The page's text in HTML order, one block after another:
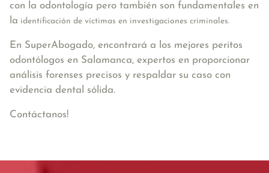
con la odontología pero también son fundamentales en
la identificación de víctimas en investigaciones criminales.
En SuperAbogado, encontrará a los mejores peritos
odontólogos en Salamanca, expertos en proporcionar
análisis forenses precisos y respaldar su caso con
evidencia dental sólida.
Contáctanos!